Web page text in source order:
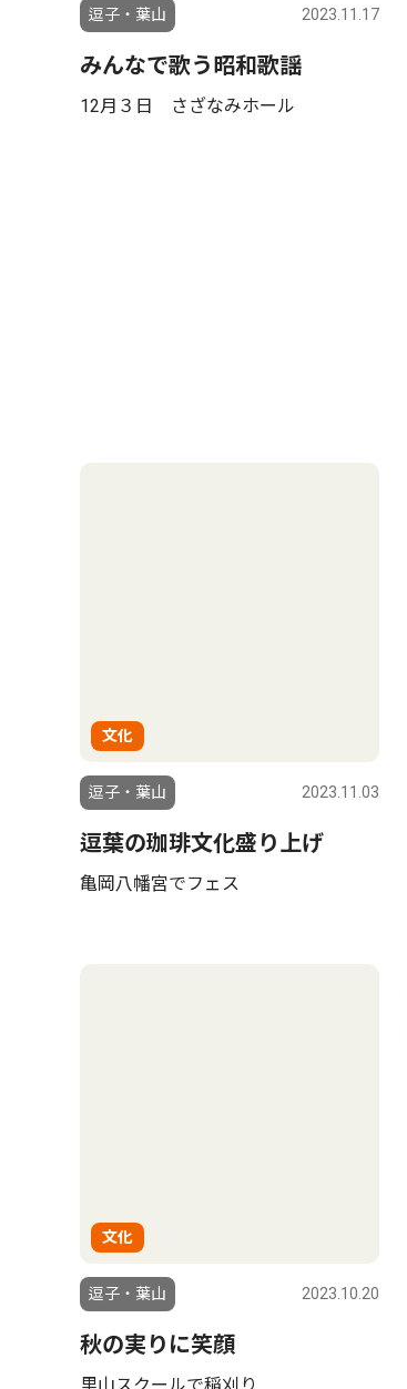
逗子・葉山 2023.11.17
みんなで歌う昭和歌謡
12月３日 さざなみホール
文化
逗子・葉山 2023.11.03
逗葉の珈琲文化盛り上げ
亀岡八幡宮でフェス
文化
逗子・葉山 2023.10.20
秋の実りに笑顔